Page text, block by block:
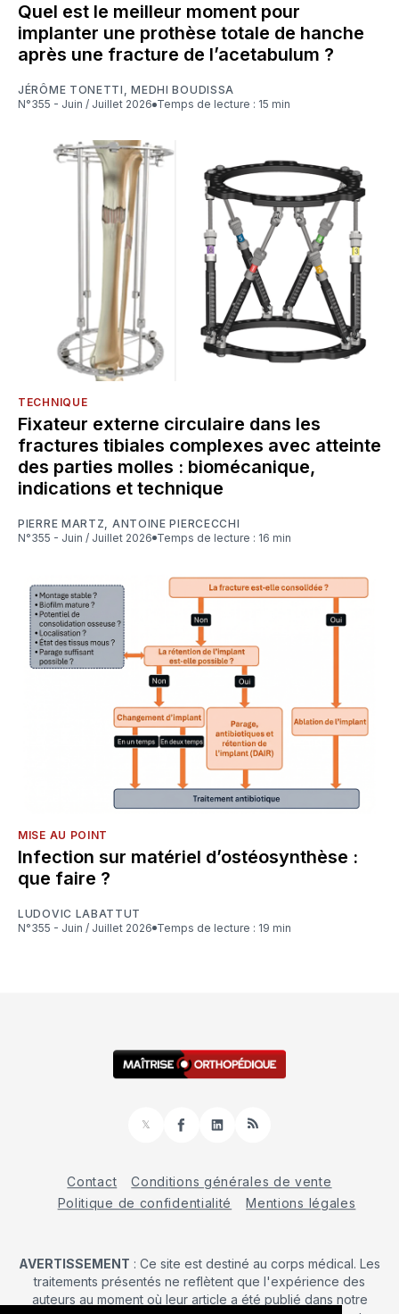
Quel est le meilleur moment pour
implanter une prothèse totale de hanche
après une fracture de l’acetabulum ?
JÉRÔME TONETTI ,MEDHI BOUDISSA
N°355 - Juin / Juillet 2026
Temps de lecture : 15 min
TECHNIQUE
Fixateur externe circulaire dans les
fractures tibiales complexes avec atteinte
des parties molles : biomécanique,
indications et technique
PIERRE MARTZ
ANTOINE PIERCECCHI
N°355 - Juin / Juillet 2026
Temps de lecture : 16 min
MISE AU POINT
Infection sur matériel d’ostéosynthèse :
que faire ?
LUDOVIC LABATTUT
N°355 - Juin / Juillet 2026
Temps de lecture : 19 min
𝕏
FacebookLinkedInRSS
Contact
Conditions générales de vente
Politique de confidentialité
Mentions légales
AVERTISSEMENT : Ce site est destiné au corps médical. Les
traitements présentés ne reflètent que l'expérience des
auteurs au moment où leur article a été publié dans notre